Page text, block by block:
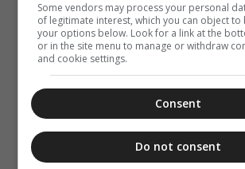
Some vendors may process your personal
of legitimate interest, which you can object to
your options below. Look for a link at the
or in the site menu to manage or withdraw
and cookie settings.
Consent
Do not consent